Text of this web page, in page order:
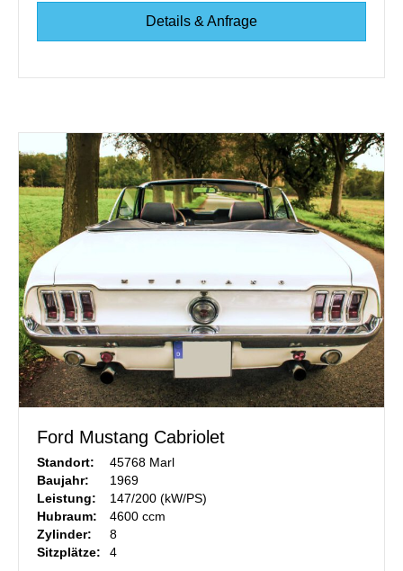
Details & Anfrage
Ford Mustang Cabriolet
Standort:
45768 Marl
Baujahr:
1969
Leistung:
147/200 (kW/PS)
Hubraum:
4600 ccm
Zylinder:
8
Sitzplätze:
4